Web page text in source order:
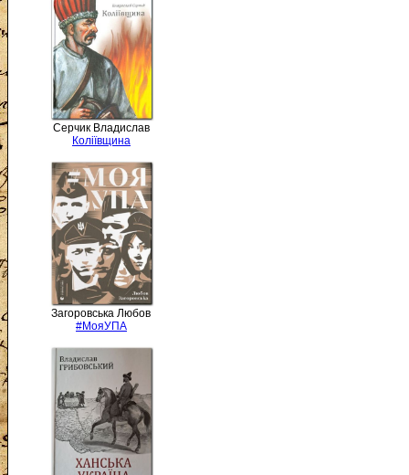
Серчик Владислав
Коліївщина
Загоровська Любов
#МояУПА